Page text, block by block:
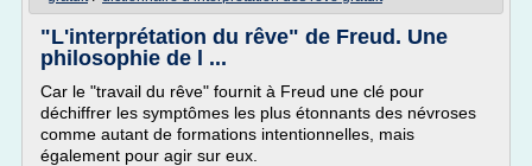
"L'interprétation du rêve" de Freud. Une
philosophie de l ...
Car le "travail du rêve" fournit à Freud une clé pour
déchiffrer les symptômes les plus étonnants des névroses
comme autant de formations intentionnelles, mais
également pour agir sur eux.